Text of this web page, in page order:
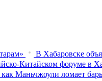
В Хабаровске
Китайском форуме в
Маньчжоули ломает